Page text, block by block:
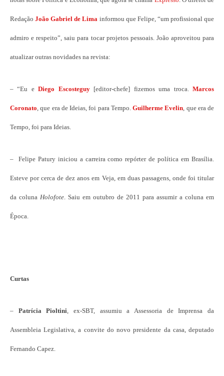
RedaçãoJoão Gabriel de Lima informou que Felipe, “um profissional que
admiro e respeito”, saiu para tocar projetos pessoais. João aproveitou para
atualizar outras novidades na revista:
– “Eu eDiego Escosteguy[editor-chefe] fizemos uma troca.Marcos
Coronato , que era de Ideias, foi para Tempo. Guilherme Evelin , que era de
Tempo, foi para Ideias.
– Felipe Patury iniciou a carreira como repórter de política em Brasília.
Esteve por cerca de dez anos em Veja, em duas passagens, onde foi titular
da coluna Holofote . Saiu em outubro de 2011 para assumir a coluna em
Época.
Curtas
– Patrícia Pioltini , ex-SBT, assumiu a Assessoria de Imprensa da
Assembleia Legislativa, a convite do novo presidente da casa, deputado
Fernando Capez.